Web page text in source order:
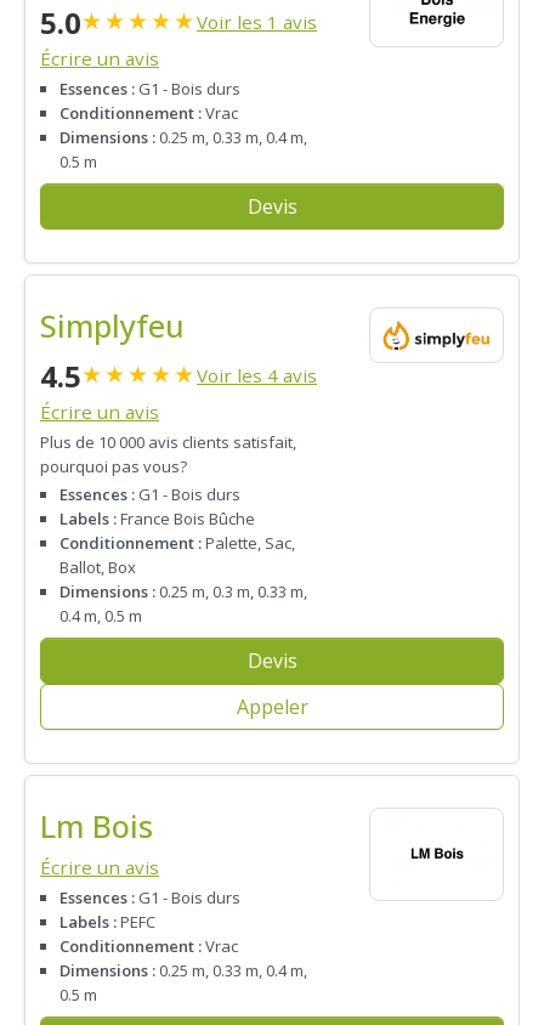
5.0★★★★★Voir les 1 avis
Écrire un avis
Essences : G1 - Bois durs
Conditionnement :Vrac
Dimensions : 0.25 m, 0.33 m, 0.4 m,
0.5 m
Devis
Simplyfeu
4.5★★★★★Voir les 4 avis
Écrire un avis
Plus de 10 000 avis clients satisfait,
pourquoi pas vous?
Essences : G1 - Bois durs
Labels :France Bois Bûche
Conditionnement :Palette, Sac,
Ballot, Box
Dimensions : 0.25 m, 0.3 m, 0.33 m,
0.4 m, 0.5 m
Devis
Appeler
Lm Bois
Écrire un avis
Essences : G1 - Bois durs
Labels :PEFC
Conditionnement :Vrac
Dimensions : 0.25 m, 0.33 m, 0.4 m,
0.5 m